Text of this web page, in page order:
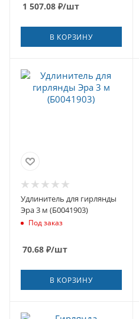
1 507.08 ₽/шт
В КОРЗИНУ
Удлинитель для гирлянды
Эра 3 м (Б0041903)
Под заказ
70.68 ₽/шт
В КОРЗИНУ